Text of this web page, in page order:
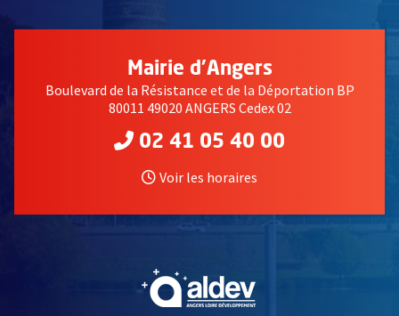
Mairie d'Angers
Boulevard de la Résistance et de la Déportation BP
80011 49020 ANGERS Cedex 02
02 41 05 40 00
Voir les horaires